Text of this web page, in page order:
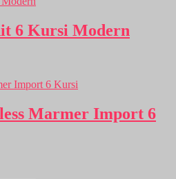
6 Kursi Modern
Marmer Import 6